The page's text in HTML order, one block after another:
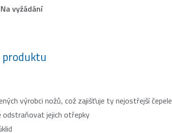
Na vyžádání
produktu
výrobci nožů, což zajišťuje ty nejostřejší čepele
odstraňovat jejich otřepky